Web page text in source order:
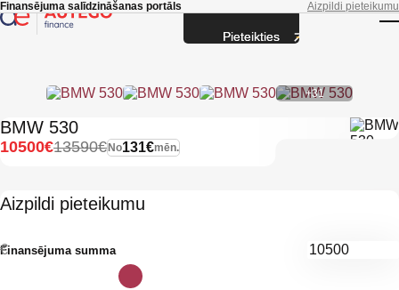
Skip to main content
Finansējuma salīdzināšanas portāls Aizpildi pieteikumu
+31
BMW 530
No131€mēn.
13590€
10500€
Aizpildi pieteikumu
Finansējuma summa
€